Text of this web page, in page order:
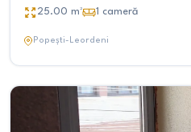
25.00 m² 1 cameră
Popești-Leordeni